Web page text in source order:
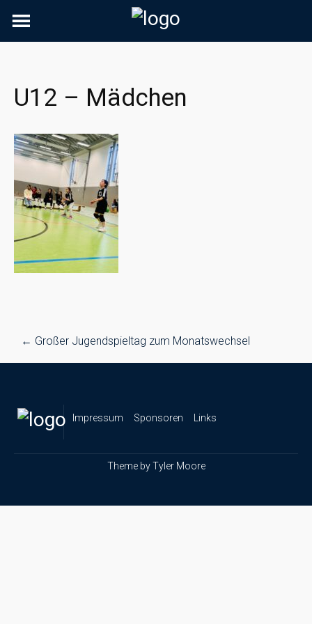
U12 – Mädchen
Post
navigation
← Großer Jugendspieltag zum Monatswechsel
Impressum Sponsoren Links
Theme byTyler Moore